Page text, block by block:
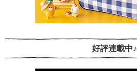
好評連載中♪